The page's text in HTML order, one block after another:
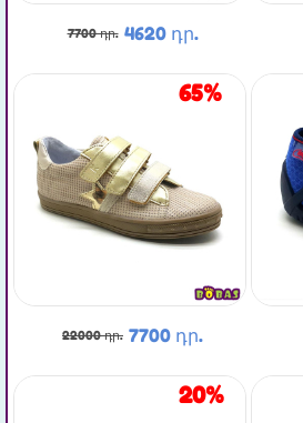
4620 դր.
7700 դր.
65%
7700 դր.
22000 դր.
20%